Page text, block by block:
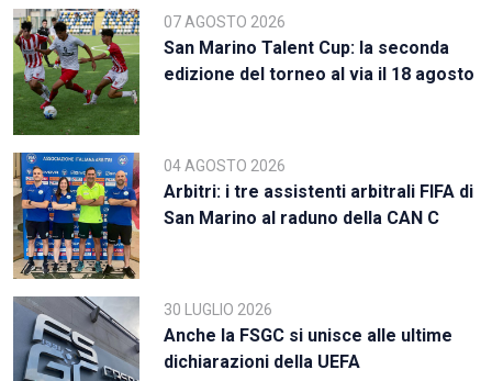
07 AGOSTO 2026
San Marino Talent Cup: la seconda
edizione del torneo al via il 18 agosto
04 AGOSTO 2026
Arbitri: i tre assistenti arbitrali FIFA di
San Marino al raduno della CAN C
30 LUGLIO 2026
Anche la FSGC si unisce alle ultime
dichiarazioni della UEFA